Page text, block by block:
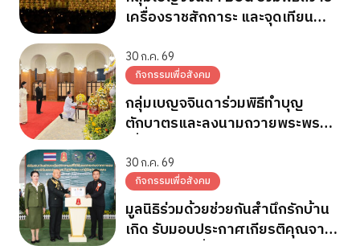
เครื่องราชสักการะ และจุดเทียน
พระชนมพรรษา 28 ก.ค.2569
30 ก.ค. 69
กิจกรรมเพื่อสังคม
กลุ่มเบญจจินดาร่วมพิธีทำบุญ
ตักบาตรและลงนามถวายพระพร
พระบาทสมเด็จพระเจ้าอยู่หัว
30 ก.ค. 69
กิจกรรมเพื่อสังคม
มูลนิธิร่วมด้วยช่วยกันสำนึกรักบ้าน
เกิด รับมอบประกาศเกียรติคุณจาก